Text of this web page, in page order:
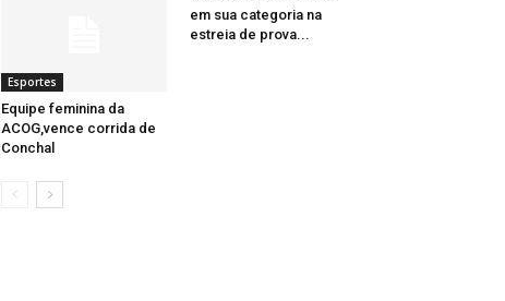
Esportes
Equipe feminina da
ACOG,vence corrida de
Conchal
em sua categoria na
estreia de prova...